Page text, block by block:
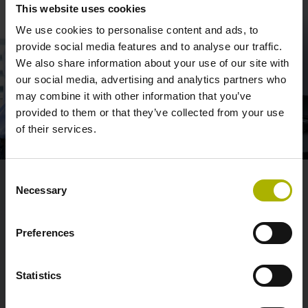
This website uses cookies
We use cookies to personalise content and ads, to
provide social media features and to analyse our traffic.
We also share information about your use of our site with
our social media, advertising and analytics partners who
may combine it with other information that you’ve
provided to them or that they’ve collected from your use
of their services.
Selection
Necessary
Preferences
Statistics
„Wir sind ein junges Team. Die Stimmung ist hervorragend.